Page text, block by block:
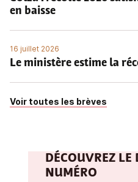
en baisse
16 juillet 2026
Le ministère estime la
Voir toutes les brèves
DÉCOUVREZ LE
NUMÉRO